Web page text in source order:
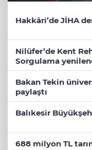
Hakkâri’de JİHA
Nilüfer’de Kent
Sorgulama
Bakan Tekin
paylaştı
Balıkesir
688 milyon TL